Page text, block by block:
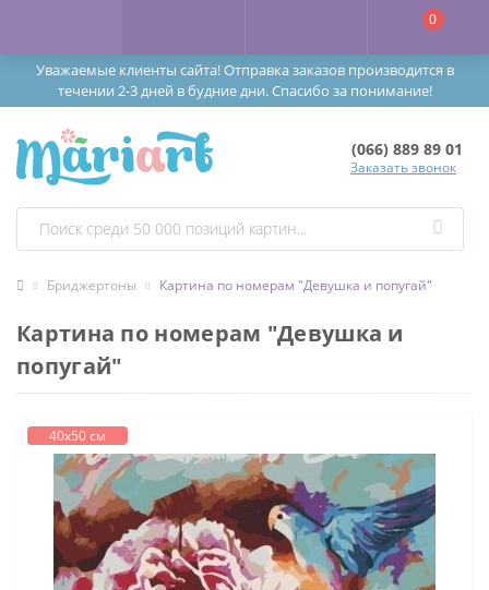
Уважаемые клиенты сайта! Отправка заказов производится в
течении 2-3 дней в будние дни. Спасибо за понимание!
0
(066) 889 89 01
Заказать звонок
Бриджертоны Картина по номерам "Девушка и попугай"
Картина по номерам "Девушка и
попугай"
40х50 см